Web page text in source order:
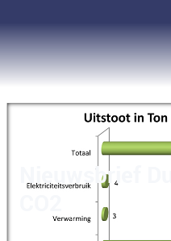
Nieuwsbrief